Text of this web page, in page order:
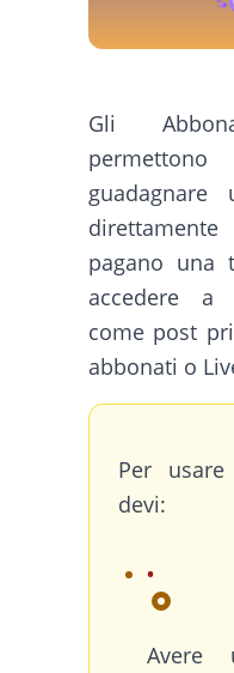
Gli
pagano una
accedere a
come post
abbonati o
Per
devi:
Avere